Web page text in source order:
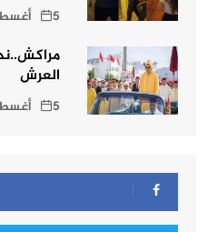
5 أغسطس، 2026
العرش
5 أغسطس، 2026